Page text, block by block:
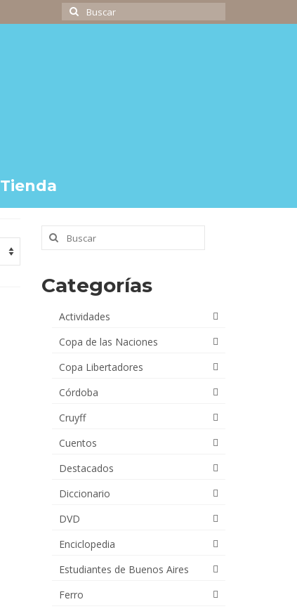
Buscar
por:
Tienda
Buscar
por:
Categorías
Actividades
Copa de las Naciones
Copa Libertadores
Córdoba
Cruyff
Cuentos
Destacados
Diccionario
DVD
Enciclopedia
Estudiantes de Buenos Aires
Ferro